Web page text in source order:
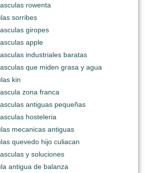
rowenta
sorribes
giropes
apple
industriales baratas
que miden grasa y agua
kin
zona franca
antiguas pequeñas
hosteleria
mecanicas antiguas
quevedo hijo culiacan
y soluciones
antigua de balanza